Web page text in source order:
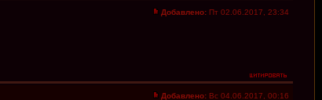
Добавлено: Пт 02.06.2017, 23:34
Добавлено: Вс 04.06.2017, 00:16